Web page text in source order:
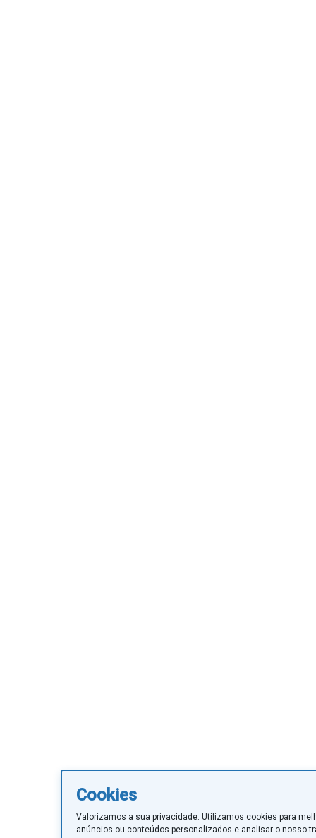
Cookies
Valorizamos a sua privacidade. Utilizamos cookies para
anúncios ou conteúdos personalizados e analisar o nosso